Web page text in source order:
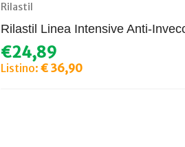
Rilastil
Rilastil Linea Intensive Anti-
€24,89
Listino: € 36,90